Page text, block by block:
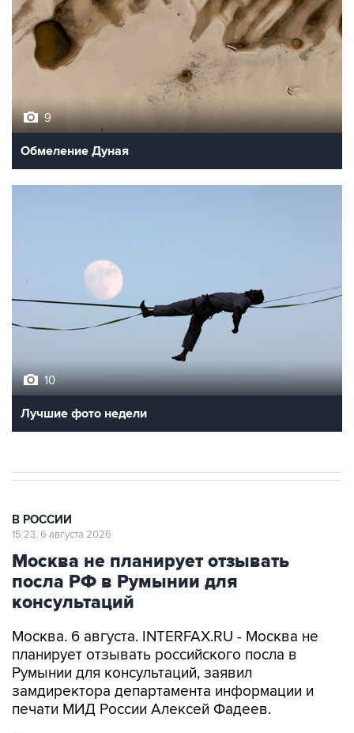
9
Обмеление Дуная
10
Лучшие фото недели
В РОССИИ
15:23, 6 августа 2026
Москва не планирует отзывать
посла РФ в Румынии для
консультаций
Москва. 6 августа. INTERFAX.RU - Москва не
планирует отзывать российского посла в
Румынии для консультаций, заявил
замдиректора департамента информации и
печати МИД России Алексей Фадеев.